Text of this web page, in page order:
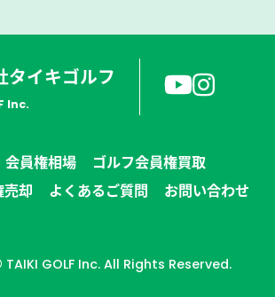
タイキゴルフ
Inc.
会員権相場
ゴルフ会員権買取
売却
よくあるご質問 お問い合わせ
GOLF Inc. All Rights Reserved.